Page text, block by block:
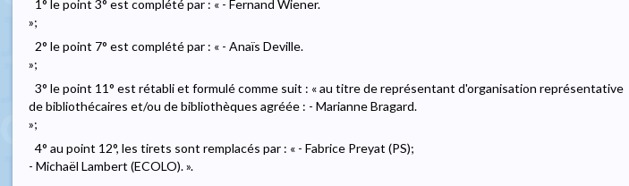
1° le point 3° est complété par : « - Fernand Wiener.
»;
2° le point 7° est complété par : « - Anaïs Deville.
»;
3° le point 11° est rétabli et formulé comme suit : « au titre de représentant d'organisation représentative
de bibliothécaires et/ou de bibliothèques agréée : - Marianne Bragard.
»;
4° au point 12°, les tirets sont remplacés par : « - Fabrice Preyat (PS);
- Michaël Lambert (ECOLO). ».